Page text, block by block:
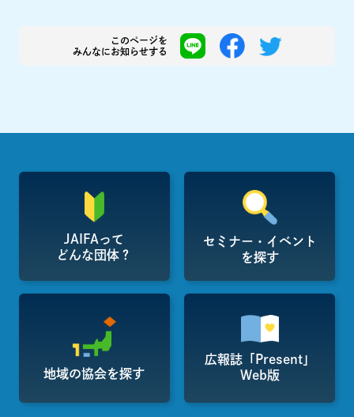
このページを
みんなにお知らせする
JAIFAって
どんな団体？
セミナー・イベント
を探す
地域の協会を探す
広報誌「Present」
Web版